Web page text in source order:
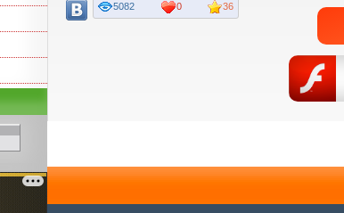
36
5082 0